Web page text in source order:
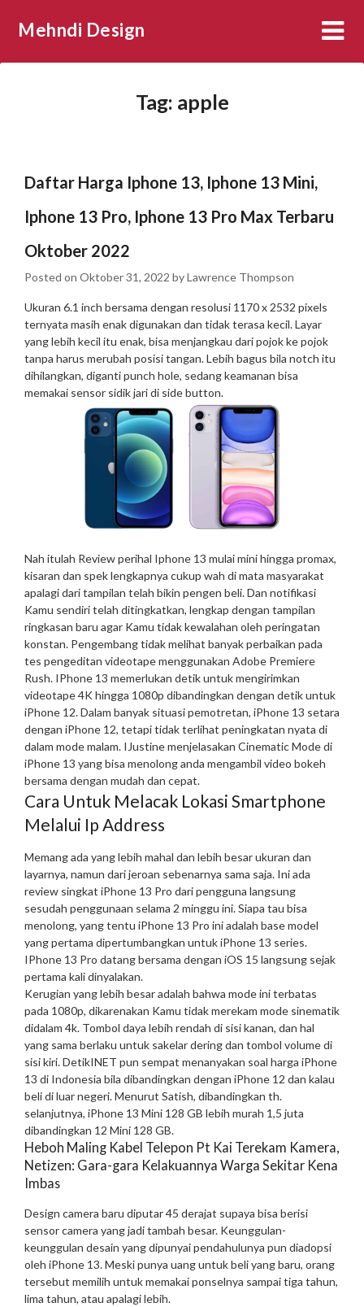
Mehndi Design
Tag: apple
Daftar Harga Iphone 13, Iphone 13 Mini,
Iphone 13 Pro, Iphone 13 Pro Max Terbaru
Oktober 2022
Posted on Oktober 31, 2022 byLawrence Thompson
Ukuran 6.1 inch bersama dengan resolusi 1170 x 2532 pixels
ternyata masih enak digunakan dan tidak terasa kecil. Layar
yang lebih kecil itu enak, bisa menjangkau dari pojok ke pojok
tanpa harus merubah posisi tangan. Lebih bagus bila notch itu
dihilangkan, diganti punch hole, sedang keamanan bisa
memakai sensor sidik jari di side button.
Nah itulah Review perihal Iphone 13 mulai mini hingga promax,
kisaran dan spek lengkapnya cukup wah di mata masyarakat
apalagi dari tampilan telah bikin pengen beli. Dan notifikasi
Kamu sendiri telah ditingkatkan, lengkap dengan tampilan
ringkasan baru agar Kamu tidak kewalahan oleh peringatan
konstan. Pengembang tidak melihat banyak perbaikan pada
tes pengeditan videotape menggunakan Adobe Premiere
Rush. IPhone 13 memerlukan detik untuk mengirimkan
videotape 4K hingga 1080p dibandingkan dengan detik untuk
iPhone 12. Dalam banyak situasi pemotretan, iPhone 13 setara
dengan iPhone 12, tetapi tidak terlihat peningkatan nyata di
dalam mode malam. IJustine menjelasakan Cinematic Mode di
iPhone 13 yang bisa menolong anda mengambil video bokeh
bersama dengan mudah dan cepat.
Cara Untuk Melacak Lokasi Smartphone
Melalui Ip Address
Memang ada yang lebih mahal dan lebih besar ukuran dan
layarnya, namun dari jeroan sebenarnya sama saja. Ini ada
review singkat iPhone 13 Pro dari pengguna langsung
sesudah penggunaan selama 2 minggu ini. Siapa tau bisa
menolong, yang tentu iPhone 13 Pro ini adalah base model
yang pertama dipertumbangkan untuk iPhone 13 series.
IPhone 13 Pro datang bersama dengan iOS 15 langsung sejak
pertama kali dinyalakan.
Kerugian yang lebih besar adalah bahwa mode ini terbatas
pada 1080p, dikarenakan Kamu tidak merekam mode sinematik
didalam 4k. Tombol daya lebih rendah di sisi kanan, dan hal
yang sama berlaku untuk sakelar dering dan tombol volume di
sisi kiri. DetikINET pun sempat menanyakan soal harga iPhone
13 di Indonesia bila dibandingkan dengan iPhone 12 dan kalau
beli di luar negeri. Menurut Satish, dibandingkan th.
selanjutnya, iPhone 13 Mini 128 GB lebih murah 1,5 juta
dibandingkan 12 Mini 128 GB.
Heboh Maling Kabel Telepon Pt Kai Terekam Kamera,
Netizen: Gara-gara Kelakuannya Warga Sekitar Kena
Imbas
Design camera baru diputar 45 derajat supaya bisa berisi
sensor camera yang jadi tambah besar. Keunggulan-
keunggulan desain yang dipunyai pendahulunya pun diadopsi
oleh iPhone 13. Meski punya uang untuk beli yang baru, orang
tersebut memilih untuk memakai ponselnya sampai tiga tahun,
lima tahun, atau apalagi lebih.